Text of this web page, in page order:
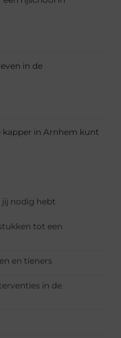
in de
kapper in Arnhem kunt
jij nodig hebt
tot een
en tieners
in de